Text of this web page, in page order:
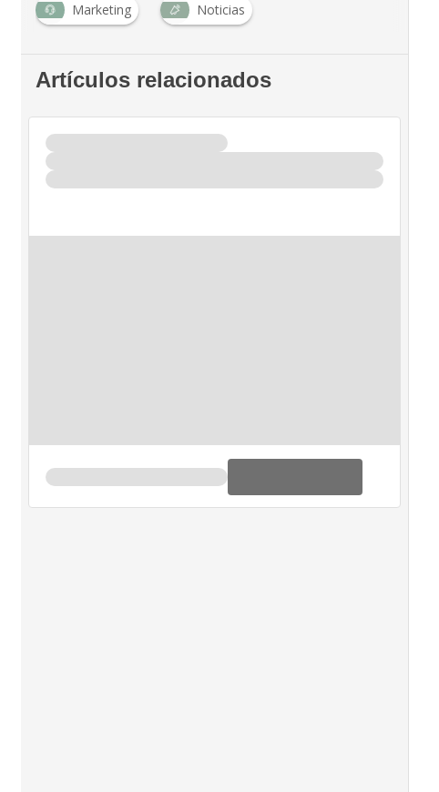
Marketing Noticias
Artículos relacionados